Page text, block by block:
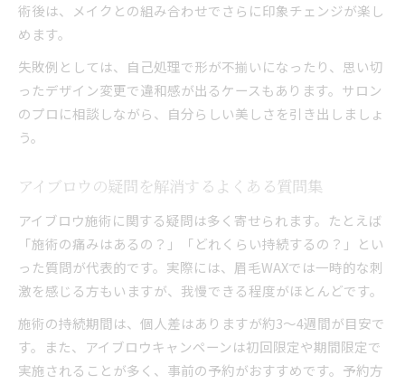
術後は、メイクとの組み合わせでさらに印象チェンジが楽し
めます。
失敗例としては、自己処理で形が不揃いになったり、思い切
ったデザイン変更で違和感が出るケースもあります。サロン
のプロに相談しながら、自分らしい美しさを引き出しましょ
う。
アイブロウの疑問を解消するよくある質問集
アイブロウ施術に関する疑問は多く寄せられます。たとえば
「施術の痛みはあるの？」「どれくらい持続するの？」とい
った質問が代表的です。実際には、眉毛WAXでは一時的な刺
激を感じる方もいますが、我慢できる程度がほとんどです。
施術の持続期間は、個人差はありますが約3～4週間が目安で
す。また、アイブロウキャンペーンは初回限定や期間限定で
実施されることが多く、事前の予約がおすすめです。予約方